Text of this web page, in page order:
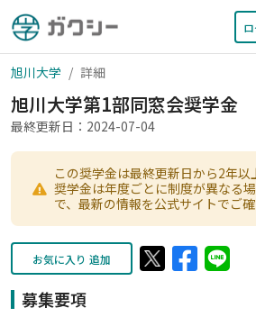
旭川大学 詳細
旭川大学第1部同窓会奨学金
最終更新日：2024-07-04
この奨学金は最終更新日から2年以
奨学金は年度ごとに制度が異なる
で、最新の情報を公式サイトでご確
お気に入り 追加
募集要項